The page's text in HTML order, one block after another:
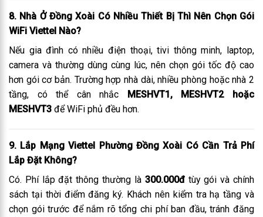
8. Nhà Ở Đồng Xoài Có Nhiều Thiết Bị Thì Nên Chọn Gói
WiFi Viettel Nào?
Nếu gia đình có nhiều điện thoại, tivi thông minh, laptop,
camera và thường dùng cùng lúc, nên chọn gói tốc độ cao
hơn gói cơ bản. Trường hợp nhà dài, nhiều phòng hoặc nhà 2
tầng, có thể cân nhắc MESHVT1, MESHVT2 hoặc
MESHVT3 để WiFi phủ đều hơn.
9. Lắp Mạng Viettel Phường Đồng Xoài Có Cần Trả Phí
Lắp Đặt Không?
Có. Phí lắp đặt thông thường là 300.000đtùy gói và chính
sách tại thời điểm đăng ký. Khách nên kiểm tra hạ tầng và
chọn gói trước để nắm rõ tổng chi phí ban đầu, tránh đăng